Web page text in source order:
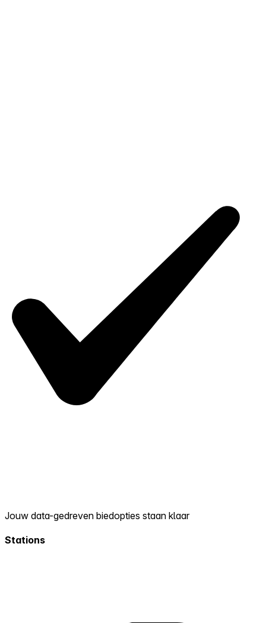
Jouw data-gedreven biedopties staan klaar
Stations